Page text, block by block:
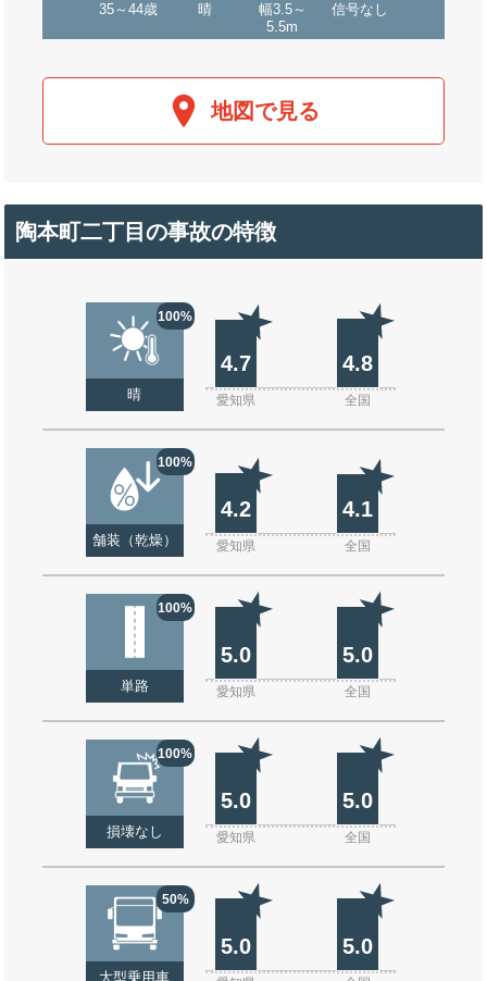
35～44歳 晴
幅3.5～
5.5m
信号なし
地図で見る
陶本町二丁目の事故の特徴
100%
晴
4.7 4.8
愛知県 全国
100%
舗装（乾燥）
4.2 4.1
愛知県 全国
100%
単路
5.0 5.0
愛知県 全国
100%
損壊なし
5.0 5.0
愛知県 全国
50%
大型乗用車
5.0 5.0